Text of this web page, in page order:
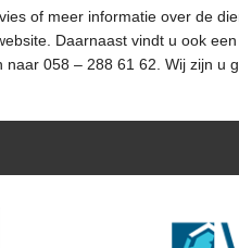
of meer informatie over de
Daarnaast vindt u ook
058 – 288 61 62. Wij zijn u